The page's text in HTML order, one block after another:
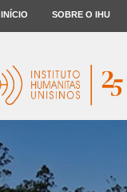
INÍCIO SOBRE O IHU